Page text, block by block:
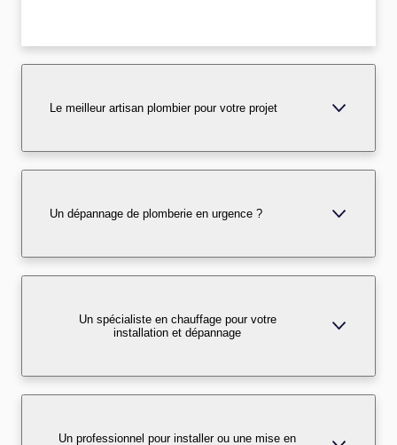
Le meilleur artisan plombier pour votre projet
Un dépannage de plomberie en urgence ?
Un spécialiste en chauffage pour votre
installation et dépannage
Un professionnel pour installer ou une mise en